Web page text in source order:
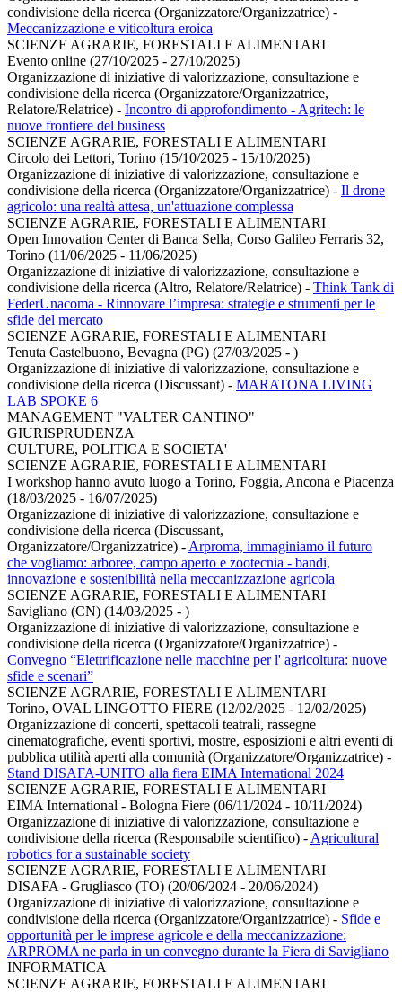
condivisione della ricerca (Organizzatore/Organizzatrice) -
Meccanizzazione e viticoltura eroica
SCIENZE AGRARIE, FORESTALI E ALIMENTARI
Evento online (27/10/2025 - 27/10/2025)
Organizzazione di iniziative di valorizzazione, consultazione e
condivisione della ricerca (Organizzatore/Organizzatrice,
Relatore/Relatrice) - Incontro di approfondimento - Agritech: le
nuove frontiere del business
SCIENZE AGRARIE, FORESTALI E ALIMENTARI
Circolo dei Lettori, Torino (15/10/2025 - 15/10/2025)
Organizzazione di iniziative di valorizzazione, consultazione e
condivisione della ricerca (Organizzatore/Organizzatrice) - Il drone
agricolo: una realtà attesa, un'attuazione complessa
SCIENZE AGRARIE, FORESTALI E ALIMENTARI
Open Innovation Center di Banca Sella, Corso Galileo Ferraris 32,
Torino (11/06/2025 - 11/06/2025)
Organizzazione di iniziative di valorizzazione, consultazione e
condivisione della ricerca (Altro, Relatore/Relatrice) - Think Tank di
FederUnacoma - Rinnovare l’impresa: strategie e strumenti per le
sfide del mercato
SCIENZE AGRARIE, FORESTALI E ALIMENTARI
Tenuta Castelbuono, Bevagna (PG) (27/03/2025 - )
Organizzazione di iniziative di valorizzazione, consultazione e
condivisione della ricerca (Discussant) - MARATONA LIVING
LAB SPOKE 6
MANAGEMENT "VALTER CANTINO"
GIURISPRUDENZA
CULTURE, POLITICA E SOCIETA'
SCIENZE AGRARIE, FORESTALI E ALIMENTARI
I workshop hanno avuto luogo a Torino, Foggia, Ancona e Piacenza
(18/03/2025 - 16/07/2025)
Organizzazione di iniziative di valorizzazione, consultazione e
condivisione della ricerca (Discussant,
Organizzatore/Organizzatrice) - Arproma, immaginiamo il futuro
che vogliamo: arboree, campo aperto e zootecnia - bandi,
innovazione e sostenibilità nella meccanizzazione agricola
SCIENZE AGRARIE, FORESTALI E ALIMENTARI
Savigliano (CN) (14/03/2025 - )
Organizzazione di iniziative di valorizzazione, consultazione e
condivisione della ricerca (Organizzatore/Organizzatrice) -
Convegno “Elettrificazione nelle macchine per l' agricoltura: nuove
sfide e scenari”
SCIENZE AGRARIE, FORESTALI E ALIMENTARI
Torino, OVAL LINGOTTO FIERE (12/02/2025 - 12/02/2025)
Organizzazione di concerti, spettacoli teatrali, rassegne
cinematografiche, eventi sportivi, mostre, esposizioni e altri eventi di
pubblica utilità aperti alla comunità (Organizzatore/Organizzatrice) -
Stand DISAFA-UNITO alla fiera EIMA International 2024
SCIENZE AGRARIE, FORESTALI E ALIMENTARI
EIMA International - Bologna Fiere (06/11/2024 - 10/11/2024)
Organizzazione di iniziative di valorizzazione, consultazione e
condivisione della ricerca (Responsabile scientifico) - Agricultural
robotics for a sustainable society
SCIENZE AGRARIE, FORESTALI E ALIMENTARI
DISAFA - Grugliasco (TO) (20/06/2024 - 20/06/2024)
Organizzazione di iniziative di valorizzazione, consultazione e
condivisione della ricerca (Organizzatore/Organizzatrice) - Sfide e
opportunità per le imprese agricole e della meccanizzazione:
ARPROMA ne parla in un convegno durante la Fiera di Savigliano
INFORMATICA
SCIENZE AGRARIE, FORESTALI E ALIMENTARI